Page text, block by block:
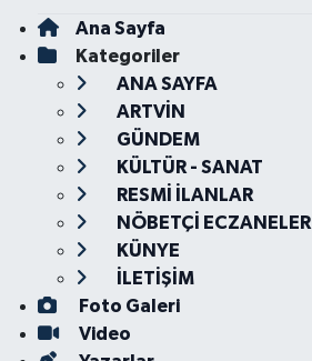
Ana Sayfa
Kategoriler
ANA SAYFA
ARTVİN
GÜNDEM
KÜLTÜR - SANAT
RESMİ İLANLAR
NÖBETÇİ ECZANELER
KÜNYE
İLETİŞİM
Foto Galeri
Video